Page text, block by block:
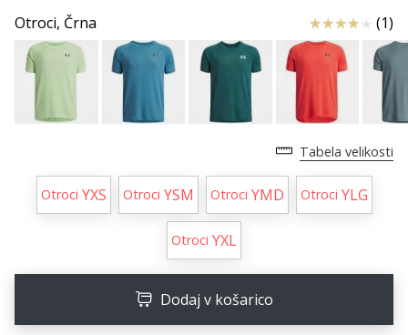
članke
Otroci, Črna Ocena izdelka
(1)
Tabela velikosti
Otroci YXS Otroci YSM Otroci YMD Otroci YLG
Otroci YXL
Dodaj v košarico